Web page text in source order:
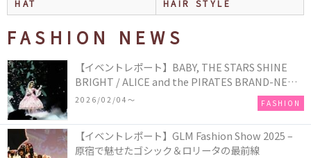
HAT
HAIR STYLE
FASHION NEWS
【イベントレポート】BABY, THE STARS SHINE
BRIGHT / ALICE and the PIRATES BRAND-NEW
COLLECTION in TOKYO
2026/02/04〜 FASHION
【イベントレポート】GLM Fashion Show 2025 –
原宿で魅せたゴシック＆ロリータの最前線